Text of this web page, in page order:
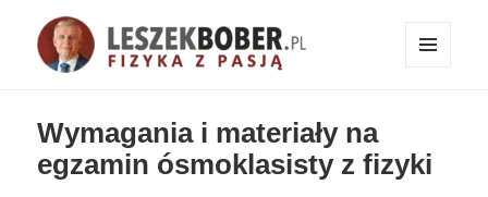
Wymagania i materiały na
egzamin ósmoklasisty z fizyki